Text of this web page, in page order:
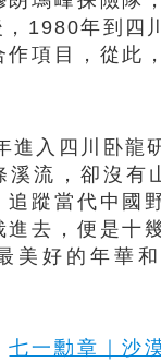
1980年到四
作項目，從此
入四川卧龍
溪流，卻沒有
蹤當代中國
進去，便是十
美好的年華
七一勳章｜沙